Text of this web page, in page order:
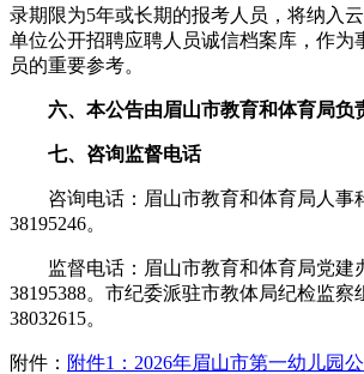
录期限为5年或长期的报考人员，将纳入
单位公开招聘应聘人员诚信档案库，作为
员的重要参考。
六、本公告由眉山市教育和体育局负
七、咨询监督电话
咨询电话：眉山市教育和体育局人事
38195246。
监督电话：眉山市教育和体育局党建
38195388。市纪委派驻市教体局纪检监察
38032615。
附件： 附件1：2026年眉山市第一幼儿园